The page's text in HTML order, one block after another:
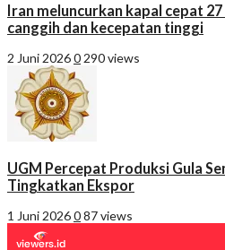
Iran meluncurkan kapal cepat
canggih dan kecepatan tinggi
2 Juni 20260 290 views
UGM Percepat Produksi Gula
Tingkatkan Ekspor
1 Juni 2026087 views